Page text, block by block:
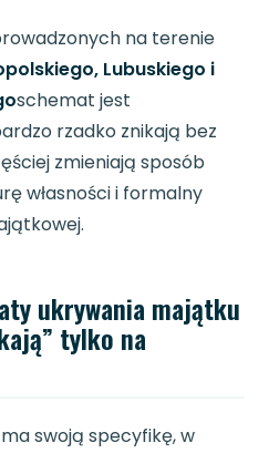
na terenie
Lubuskiego i
schemat jest
rzadko znikają bez
zmieniają sposób
własności i formalny
ukrywania majątku
tylko na
swoją specyfikę, w